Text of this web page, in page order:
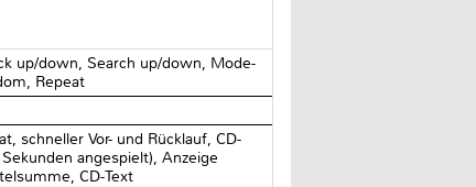
up/down, Search up/down, Mode-
Repeat
schneller Vor- und Rücklauf, CD-
angespielt), Anzeige
CD-Text